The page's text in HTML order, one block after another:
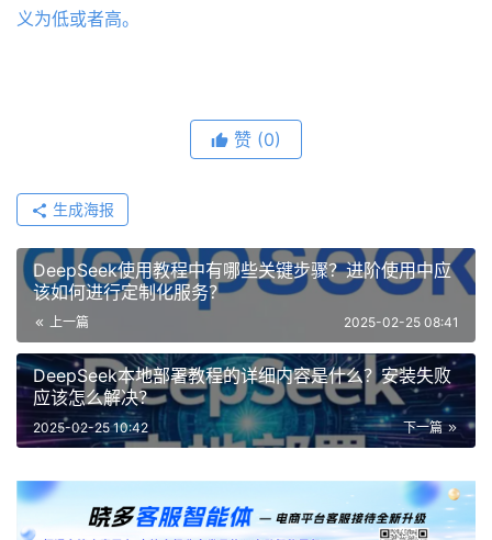
义为低或者高。
赞 (0)
生成海报
DeepSeek使用教程中有哪些关键步骤？进阶使用中应
该如何进行定制化服务？
上一篇 2025-02-25 08:41
DeepSeek本地部署教程的详细内容是什么？安装失败
应该怎么解决？
下一篇
2025-02-25 10:42